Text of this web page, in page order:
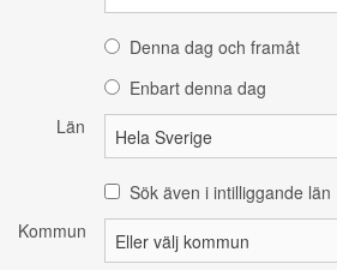
Denna dag och framåt
Enbart denna dag
Län
Sök även i intilliggande län
Kommun